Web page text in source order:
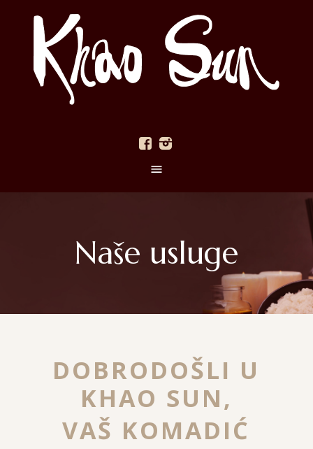
Naše usluge
DOBRODOŠLI U
KHAO SUN,
VAŠ KOMADIĆ